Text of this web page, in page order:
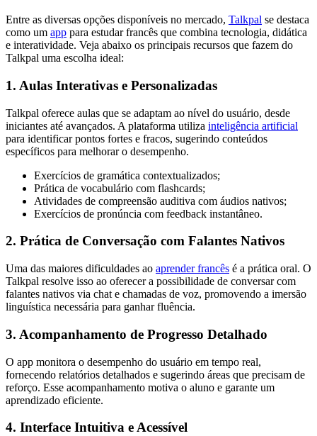
Entre as diversas opções disponíveis no mercado, Talkpal se destaca
como um app para estudar francês que combina tecnologia, didática
e interatividade. Veja abaixo os principais recursos que fazem do
Talkpal uma escolha ideal:
1. Aulas Interativas e Personalizadas
Talkpal oferece aulas que se adaptam ao nível do usuário, desde
iniciantes até avançados. A plataforma utiliza inteligência artificial
para identificar pontos fortes e fracos, sugerindo conteúdos
específicos para melhorar o desempenho.
Exercícios de gramática contextualizados;
Prática de vocabulário com flashcards;
Atividades de compreensão auditiva com áudios nativos;
Exercícios de pronúncia com feedback instantâneo.
2. Prática de Conversação com Falantes Nativos
Uma das maiores dificuldades ao aprender francês é a prática oral. O
Talkpal resolve isso ao oferecer a possibilidade de conversar com
falantes nativos via chat e chamadas de voz, promovendo a imersão
linguística necessária para ganhar fluência.
3. Acompanhamento de Progresso Detalhado
O app monitora o desempenho do usuário em tempo real,
fornecendo relatórios detalhados e sugerindo áreas que precisam de
reforço. Esse acompanhamento motiva o aluno e garante um
aprendizado eficiente.
4. Interface Intuitiva e Acessível